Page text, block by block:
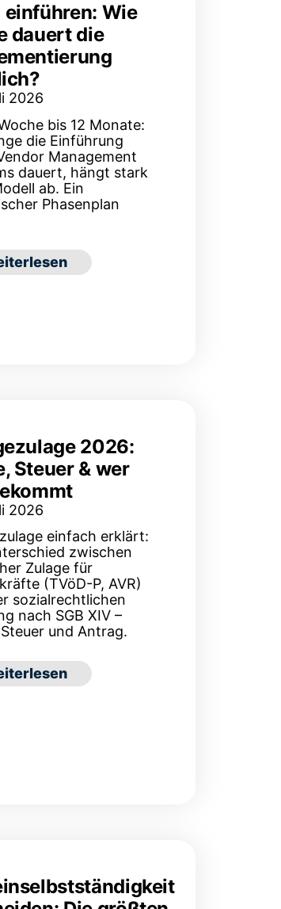
Wie sicher sind Bewerber- und
einführen: Wie
dauert die
2026
bis 12 Monate:
die Einführung
Management
dauert, hängt stark
ab. Ein
Phasenplan
einführen: Wie lange dauert die
in der Zeitarbeit erklärt
2026:
Steuer & wer
2026
einfach erklärt:
zwischen
Zulage für
(TVöD-P, AVR)
sozialrechtlichen
nach SGB XIV –
und Antrag.
2026: Höhe, Steuer & wer